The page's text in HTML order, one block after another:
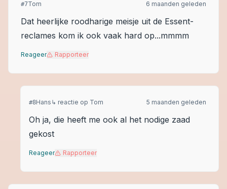
#7Tom 6 maanden geleden
Dat heerlijke roodharige meisje uit de Essent-
reclames kom ik ook vaak hard op...mmmm
Reageer Rapporteer
#8Hans ↳ reactie op Tom 5 maanden geleden
Oh ja, die heeft me ook al het nodige zaad
gekost
Reageer Rapporteer